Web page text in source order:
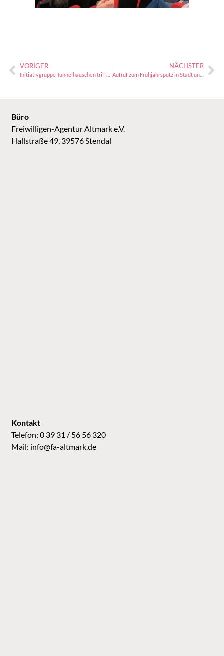
VORIGER NÄCHSTER
Aufruf zum Frühjahrsputz in Stadt und Landkreis Stendal am 1. April
Kontakt
Telefon: 0 39 31 / 56 56 320
Mail: info@fa-altmark.de
Büro
Freiwilligen-Agentur Altmark e.V.
Hallstraße 49, 39576 Stendal